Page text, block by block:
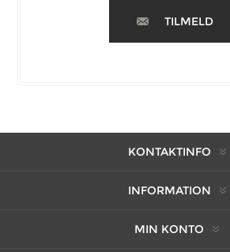
TILMELD
KONTAKTINFO
INFORMATION
MIN KONTO